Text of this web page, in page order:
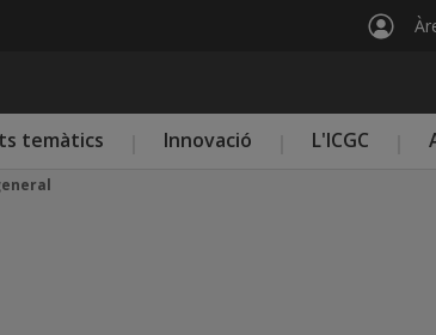
temàtics Innovació L'ICGC